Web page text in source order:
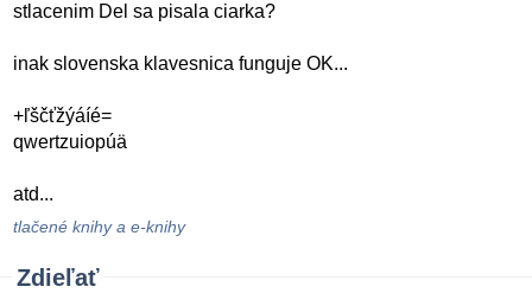
stlacenim Del sa pisala ciarka?
inak slovenska klavesnica funguje OK...
+ľščťžýáíé=
qwertzuiopúä
atd...
tlačené knihy a e-knihy
Zdieľať